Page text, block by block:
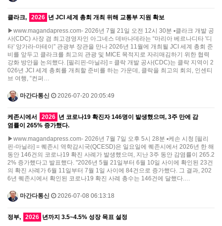
클라크, 2026 년 JCI 세계 총회 개최 위해 교통부 지원 확보
▶www.magandapress.com- 2026년 7월 21일 오전 12시 30분 ▪클라크 개발 공
사(CDC) 사장 겸 최고경영자인 아그네스 데바나데라는 “마리아 베르나디타 '디
타' 앙가라-마테이” 관광부 장관을 만나 2026년 11월에 개최될 JCI 세계 총회 준
비를 앞두고 클라크를 최고의 관광 및 MICE 목적지로 자리매김하기 위한 협력
강화 방안을 논의했다. [필리핀-마닐라] = 클락 개발 공사(CDC)는 클락 지역이 2
026년 JCI 세계 총회를 개최할 준비를 하는 가운데, 클락을 최고의 회의, 인센티
브 여행, “컨퍼…
마간다통신 2026-07-20 20:05:49
케존시에서 2026 년 코로나19 확진자 146명이 발생했으며, 3주 만에 감
염률이 265% 증가했다.
▶www.magandapress.com- 2026년 7월 7일 오후 5시 28분 ▪케손 시청 [필리
핀-마닐라] = 퀘존시 역학감시국(QCESD)은 일요일에 퀘존시에서 2026년 한 해
동안 146건의 코로나19 확진 사례가 발생했으며, 지난 3주 동안 감염률이 265.2
2% 증가했다고 발표했다. "2026년 5월 21일부터 6월 10일 사이에 확인된 23건
의 확진 사례가 6월 11일부터 7월 1일 사이에 84건으로 증가했다. 그 결과, 202
6년 퀘존시에서 확인된 코로나19 확진 사례 총수는 146건에 달했다.…
마간다통신 2026-07-08 06:13:18
정부, 2026 년까지 3.5~4.5% 성장 목표 설정